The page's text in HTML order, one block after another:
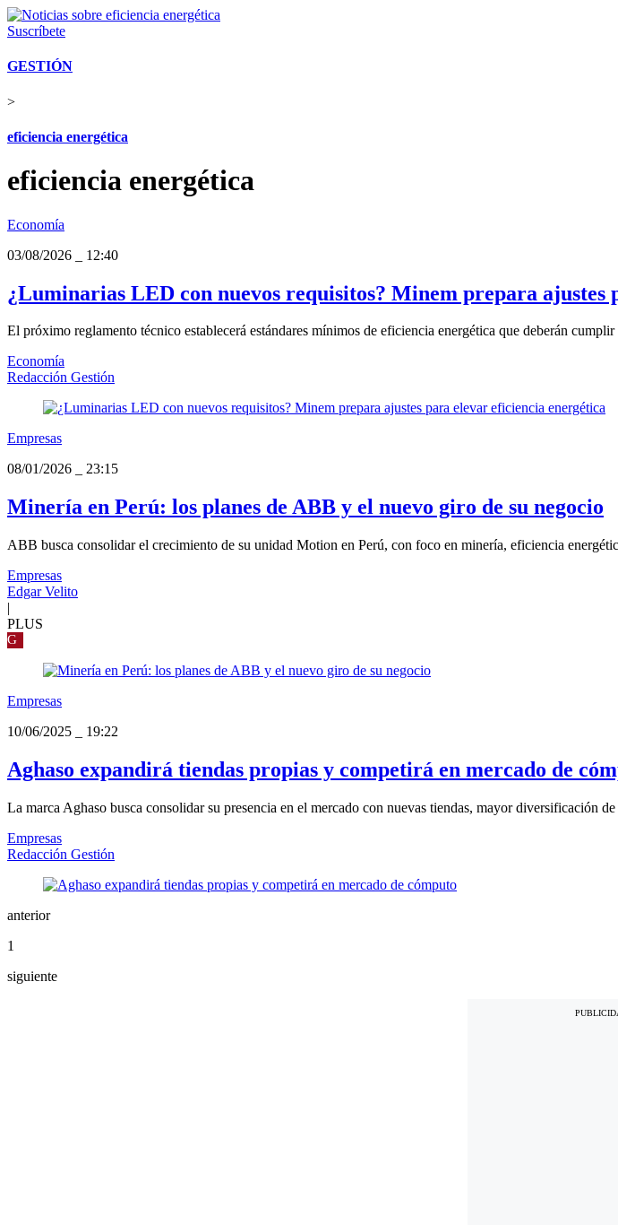
Suscríbete
GESTIÓN
>
eficiencia energética
eficiencia energética
Economía
03/08/2026
12:40
¿Luminarias LED con nuevos requisitos? Minem prepara ajustes
El próximo reglamento técnico establecerá estándares mínimos de eficiencia energética que deberán
Economía
Redacción Gestión
Empresas
08/01/2026
23:15
Minería en Perú: los planes de ABB y el nuevo giro de su negocio
ABB busca consolidar el crecimiento de su unidad Motion en Perú, con foco en minería, eficiencia
Empresas
Edgar Velito
|
PLUS
G
Empresas
10/06/2025
19:22
Aghaso expandirá tiendas propias y competirá en mercado de
La marca Aghaso busca consolidar su presencia en el mercado con nuevas tiendas, mayor diversificación
Empresas
Redacción Gestión
anterior
1
siguiente